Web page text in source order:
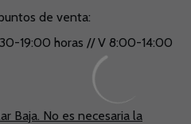
de venta:
19:00 horas // V 8:00-14:00
Baja. No es necesaria la